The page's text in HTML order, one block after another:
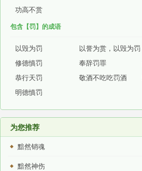
功高不赏
包含【罚】的成语
以毁为罚 以誉为赏，以毁为罚
修德慎罚
奉辞罚罪
恭行天罚
敬酒不吃吃罚酒
明德慎罚
为您推荐
黯然销魂
黯然神伤